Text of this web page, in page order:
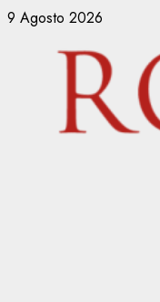
Vai
contenuto
9 Agosto 2026